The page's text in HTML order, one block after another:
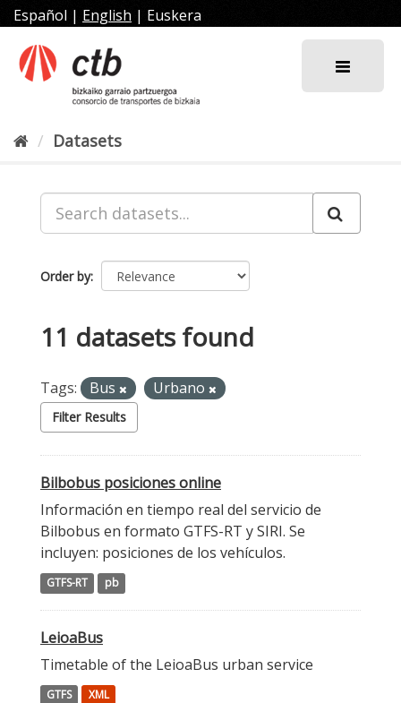
Skip
to
content
Español | English | Euskera
Datasets
Order by
11 datasets found
Tags: Bus Urbano
Filter Results
Bilbobus posiciones online
Información en tiempo real del servicio de
Bilbobus en formato GTFS-RT y SIRI. Se
incluyen: posiciones de los vehículos.
GTFS-RT pb
LeioaBus
Timetable of the LeioaBus urban service
GTFS XML